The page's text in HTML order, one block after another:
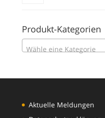
Produkt-Kategorien
Wähle eine Kategorie
Aktuelle Meldungen